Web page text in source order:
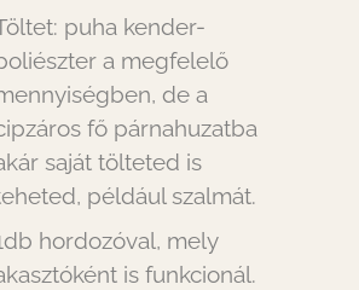
puha kender-
a megfelelő
de a
fő párnahuzatba
saját tölteted is
például szalmát.
hordozóval, mely
is funkcionál.